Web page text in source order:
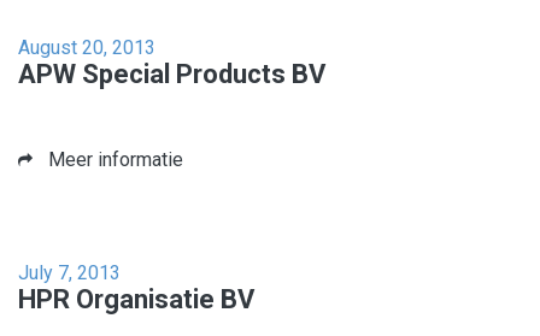
August 20, 2013
APW Special Products BV
Meer informatie
July 7, 2013
HPR Organisatie BV